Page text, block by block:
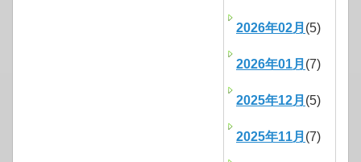
2026年02月 (5)
2026年01月 (7)
2025年12月 (5)
2025年11月 (7)